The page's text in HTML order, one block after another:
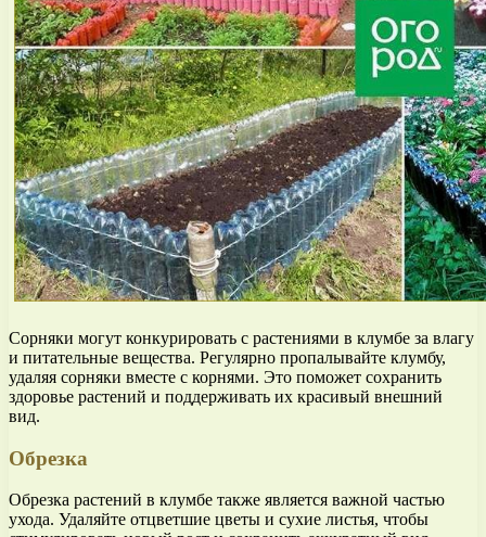
Сорняки могут конкурировать с растениями в клумбе за влагу
и питательные вещества. Регулярно пропалывайте клумбу,
удаляя сорняки вместе с корнями. Это поможет сохранить
здоровье растений и поддерживать их красивый внешний
вид.
Обрезка
Обрезка растений в клумбе также является важной частью
ухода. Удаляйте отцветшие цветы и сухие листья, чтобы